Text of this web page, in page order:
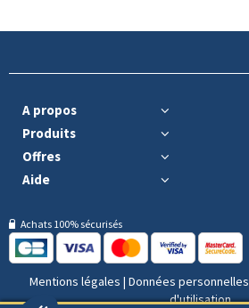
A propos
Produits
Offres
Aide
Achats 100% sécurisés
Mentions légales | Données personnelles
d'utilisation